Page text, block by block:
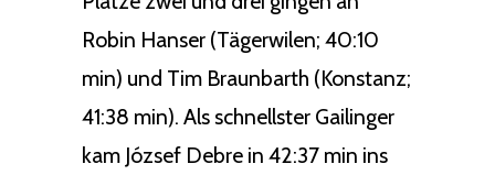
Robin Hanser (Tägerwilen; 40:10
min) und Tim Braunbarth (Konstanz;
41:38 min). Als schnellster Gailinger
kam József Debre in 42:37 min ins